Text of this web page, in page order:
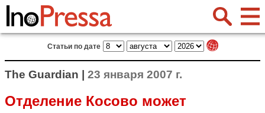
Статьи по дате
The Guardian | 23 января 2007 г.
Отделение Косово может